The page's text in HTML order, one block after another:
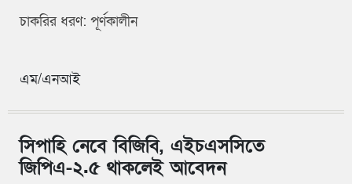
চাকরির ধরণ: পূর্ণকালীন
এম/এনআই
সিপাহি নেবে বিজিবি, এইচএসসিতে
জিপিএ-২.৫ থাকলেই আবেদন